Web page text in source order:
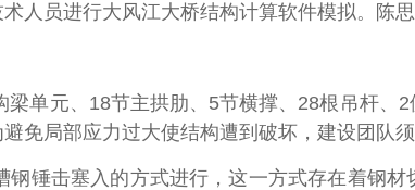
人员进行大风江大桥结构计算软件模拟。陈
单元、18节主拱肋、5节横撑、28根吊杆、
免局部应力过大使结构遭到破坏，建设团队
锤击塞入的方式进行，这一方式存在着钢